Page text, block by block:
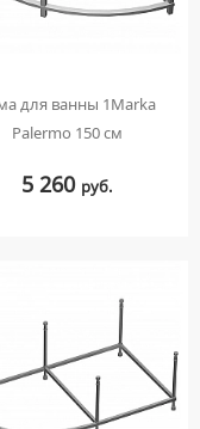
для ванны 1Marka
Palermo 150 см
5 260 руб.